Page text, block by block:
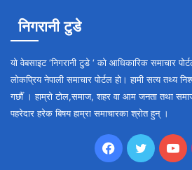
निगरानी टुडे
यो वेबसाइट ‘निगरानी टुडे ‘ को आधिकारिक समाचार
लोकप्रिय नेपाली समाचार पोर्टल हो। हामी सत्य तथ्य
गर्छौँ । हाम्रो टोल,समाज, शहर वा आम जनता तथा
पहरेदार हरेक बिषय हाम्रा समाचारका श्रोत हुन् ।
Facebook
Twitter